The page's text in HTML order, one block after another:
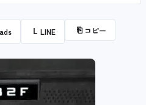
L LINE ⎘ コピー